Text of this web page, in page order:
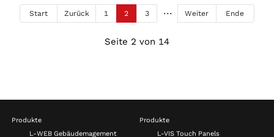
Start Zurück 1 2 3 Weiter Ende
Seite 2 von 14
Produkte
L-WEB Gebäudemagement
Produkte
L-VIS Touch Panels